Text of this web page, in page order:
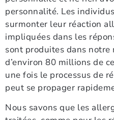
personnalité. Les
surmonter leur réaction
impliquées dans les
sont produites dans notre
d’environ 80 millions de
une fois le processus de
peut se propager
Nous savons que les